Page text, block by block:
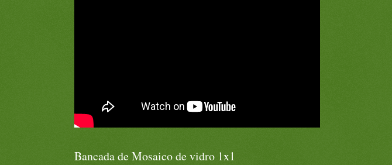
Bancada de Mosaico de vidro 1x1